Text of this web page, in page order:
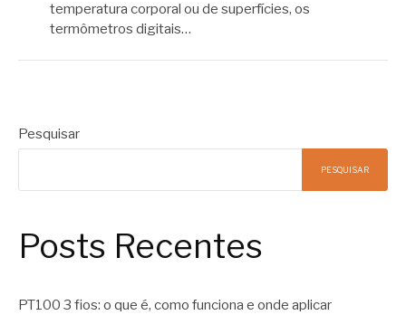
temperatura corporal ou de superfícies, os
termômetros digitais…
Pesquisar
PESQUISAR
Posts Recentes
PT100 3 fios: o que é, como funciona e onde aplicar